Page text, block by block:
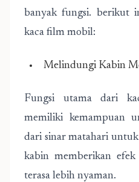
banyak fungsi. berikut
kaca film mobil:
Melindungi Kabin
Fungsi utama dari
memiliki kemampuan
dari sinar matahari
kabin memberikan
terasa lebih nyaman.